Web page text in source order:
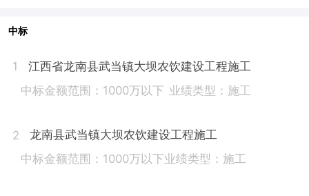
中标
1
江西省龙南县武当镇大坝农饮建设工程施工
中标金额范围：1000万以下 业绩类型：施工
2
龙南县武当镇大坝农饮建设工程施工
中标金额范围：1000万以下业绩类型：施工